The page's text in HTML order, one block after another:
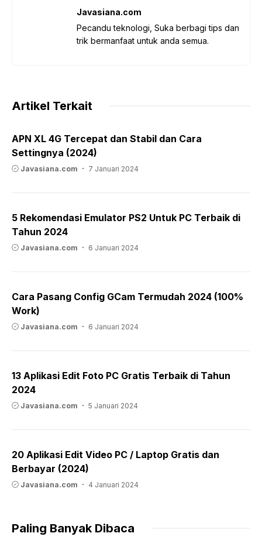
Javasiana.com
Pecandu teknologi, Suka berbagi tips dan
trik bermanfaat untuk anda semua.
Artikel Terkait
APN XL 4G Tercepat dan Stabil dan Cara
Settingnya (2024)
Javasiana.com 7 Januari 2024
5 Rekomendasi Emulator PS2 Untuk PC Terbaik di
Tahun 2024
Javasiana.com 6 Januari 2024
Cara Pasang Config GCam Termudah 2024 (100%
Work)
Javasiana.com 6 Januari 2024
13 Aplikasi Edit Foto PC Gratis Terbaik di Tahun
2024
Javasiana.com 5 Januari 2024
20 Aplikasi Edit Video PC / Laptop Gratis dan
Berbayar (2024)
Javasiana.com 4 Januari 2024
Paling Banyak Dibaca